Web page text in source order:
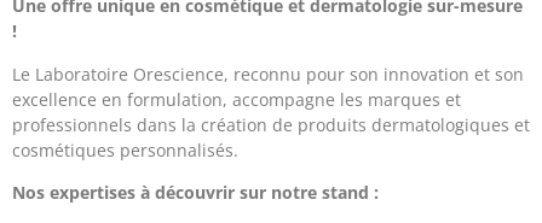
Une offre unique en cosmétique et dermatologie sur-mesure
!
Le Laboratoire Orescience, reconnu pour son innovation et son
excellence en formulation, accompagne les marques et
professionnels dans la création de produits dermatologiques et
cosmétiques personnalisés.
Nos expertises à découvrir sur notre stand :